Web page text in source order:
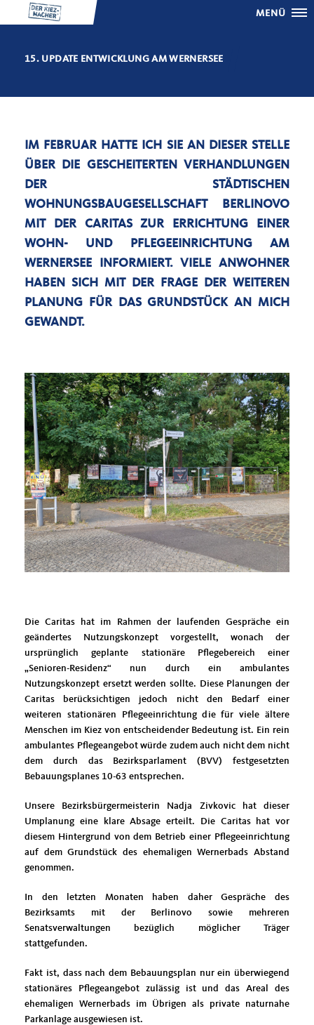
MENÜ
15. UPDATE ENTWICKLUNG AM WERNERSEE
IM FEBRUAR HATTE ICH SIE AN DIESER STELLE
ÜBER DIE GESCHEITERTEN VERHANDLUNGEN
DER STÄDTISCHEN
WOHNUNGSBAUGESELLSCHAFT BERLINOVO
MIT DER CARITAS ZUR ERRICHTUNG EINER
WOHN- UND PFLEGEEINRICHTUNG AM
WERNERSEE INFORMIERT. VIELE ANWOHNER
HABEN SICH MIT DER FRAGE DER WEITEREN
PLANUNG FÜR DAS GRUNDSTÜCK AN MICH
GEWANDT.
Die Caritas hat im Rahmen der laufenden Gespräche ein
geändertes Nutzungskonzept vorgestellt, wonach der
ursprünglich geplante stationäre Pflegebereich einer
Senioren-Residenz“ nun durch ein ambulantes
Nutzungskonzept ersetzt werden sollte. Diese Planungen der
Caritas berücksichtigen jedoch nicht den Bedarf einer
weiteren stationären Pflegeeinrichtung die für viele ältere
Menschen im Kiez von entscheidender Bedeutung ist. Ein rein
ambulantes Pflegeangebot würde zudem auch nicht dem nicht
dem durch das Bezirksparlament (BVV) festgesetzten
Bebauungsplanes 10-63 entsprechen.
Unsere Bezirksbürgermeisterin Nadja Zivkovic hat dieser
Umplanung eine klare Absage erteilt. Die Caritas hat vor
diesem Hintergrund von dem Betrieb einer Pflegeeinrichtung
auf dem Grundstück des ehemaligen Wernerbads Abstand
genommen.
In den letzten Monaten haben daher Gespräche des
Bezirksamts mit der Berlinovo sowie mehreren
Senatsverwaltungen bezüglich möglicher Träger
stattgefunden.
Fakt ist, dass nach dem Bebauungsplan nur ein überwiegend
stationäres Pflegeangebot zulässig ist und das Areal des
ehemaligen Wernerbads im Übrigen als private naturnahe
Parkanlage ausgewiesen ist.